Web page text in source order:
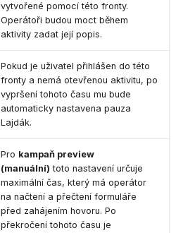
vytvořené pomocí této fronty.
Operátoři budou moct během
aktivity zadat její popis.
Pokud je uživatel přihlášen do této
fronty a nemá otevřenou aktivitu, po
vypršení tohoto času mu bude
automaticky nastavena pauza
Lajdák.
Pro kampaň preview
(manuální) toto nastavení určuje
maximální čas, který má operátor
na načtení a přečtení formuláře
před zahájením hovoru. Po
překročení tohoto času je